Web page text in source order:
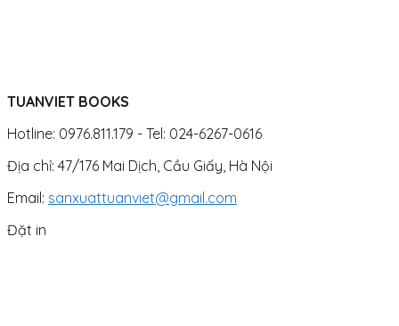
TUANVIET BOOKS
Hotline: 0976.811.179 - Tel: 024-6267-0616
Địa chỉ: 47/176 Mai Dịch, Cầu Giấy, Hà Nội
Email: sanxuattuanviet@gmail.com
Đặt in